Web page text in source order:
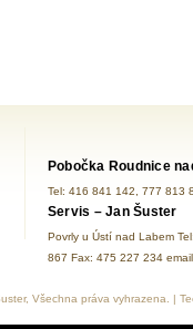
Pobočka Roudnice
Tel: 416 841 142, 777 813
Servis – Jan Šuster
Povrly u Ústí nad Labem
867 Fax: 475 227 234
Všechna práva vyhrazena. |